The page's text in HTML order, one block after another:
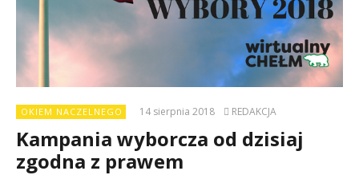
OKIEM NACZELNEGO 14 sierpnia 2018 REDAKCJA
Kampania wyborcza od dzisiaj
zgodna z prawem